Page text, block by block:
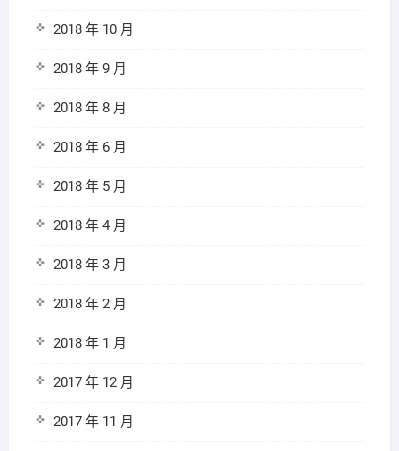
2018 年 10 月
2018 年 9 月
2018 年 8 月
2018 年 6 月
2018 年 5 月
2018 年 4 月
2018 年 3 月
2018 年 2 月
2018 年 1 月
2017 年 12 月
2017 年 11 月